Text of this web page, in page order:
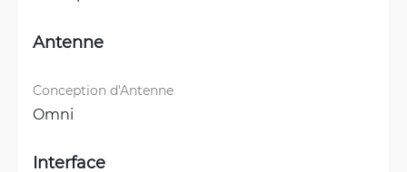
Antenne
Conception d'Antenne
Omni
Interface